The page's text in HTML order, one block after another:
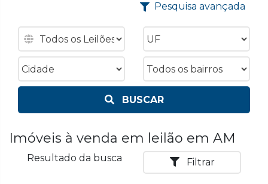
Pesquisa avançada
BUSCAR
Imóveis à venda em leilão em AM
Resultado da busca Filtrar